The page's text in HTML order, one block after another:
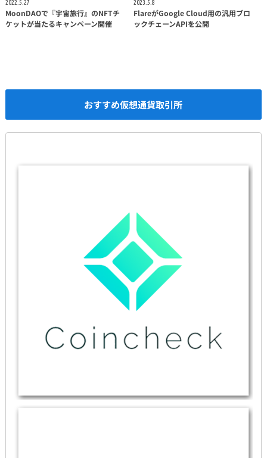
2022.5.27
MoonDAOで『宇宙旅行』のNFTチ
ケットが当たるキャンペーン開催
2023.5.8
FlareがGoogle Cloud用の汎用ブロ
ックチェーンAPIを公開
おすすめ仮想通貨取引所